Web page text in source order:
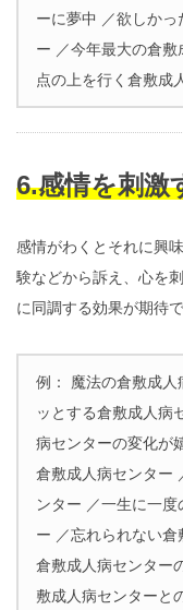
ーに夢中 ／欲しかっ
ー ／今年最大の倉
点の上を行く倉敷成
6.感情を刺激
感情がわくとそれに興
験などから訴え、心を
に同調する効果が期待で
例： 魔法の倉敷成人
ッとする倉敷成人病
病センターの変化が
倉敷成人病センター
ンター ／一生に一
ー ／忘れられない倉
倉敷成人病センター
敷成人病センターと